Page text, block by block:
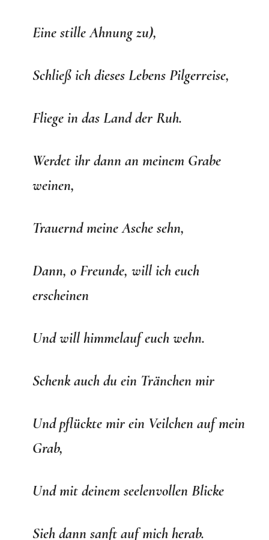
Eine stille Ahnung zu),
Schließ ich dieses Lebens Pilgerreise,
Fliege in das Land der Ruh.
Werdet ihr dann an meinem Grabe
weinen,
Trauernd meine Asche sehn,
Dann, o Freunde, will ich euch
erscheinen
Und will himmelauf euch wehn.
Schenk auch du ein Tränchen mir
Und pflückte mir ein Veilchen auf mein
Grab,
Und mit deinem seelenvollen Blicke
Sieh dann sanft auf mich herab.